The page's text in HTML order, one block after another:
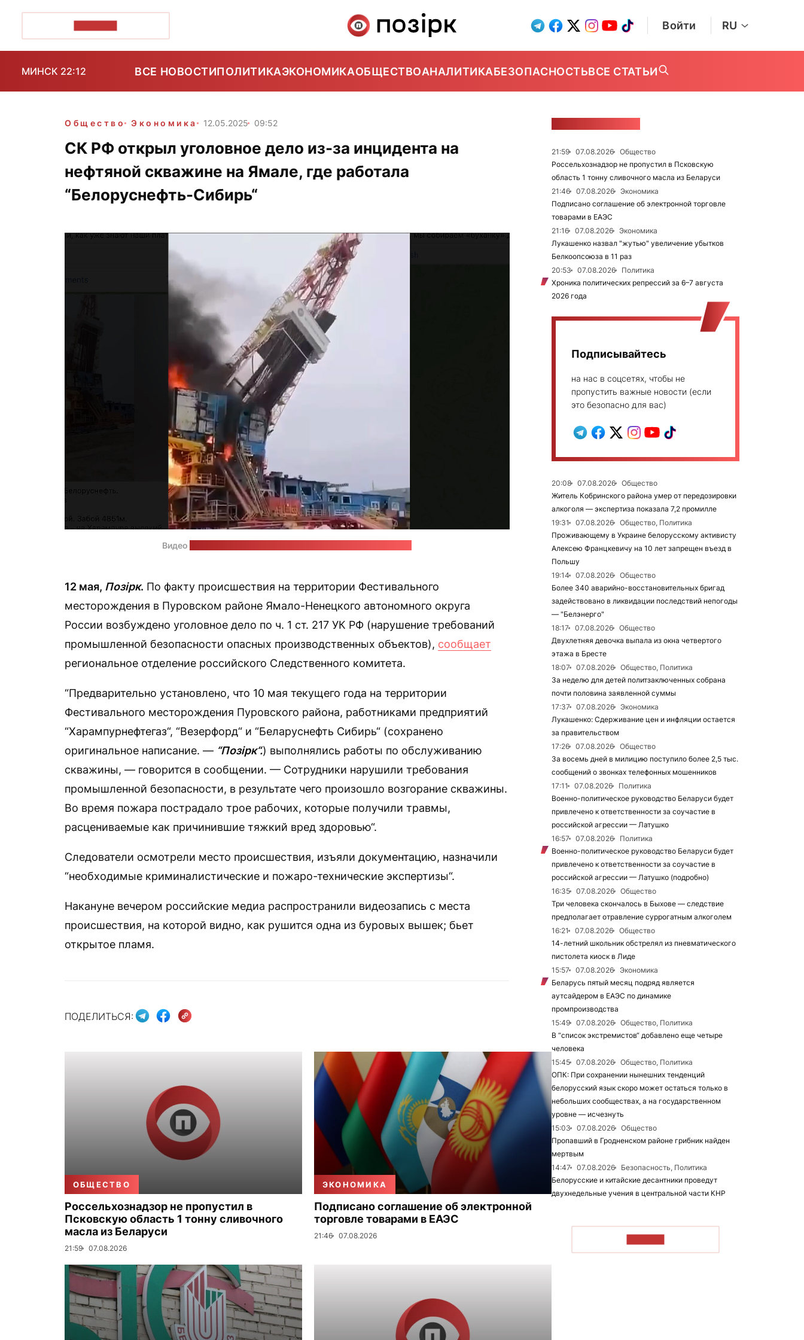
Войти RU
МИНСК 22:12 ВСЕ НОВОСТИПОЛИТИКАЭКОНОМИКАОБЩЕСТВОАНАЛИТИКАБЕЗОПАСНОСТЬВСЕ СТАТЬИ
Общество Экономика 12.05.2025 09:52
СК РФ открыл уголовное дело из-за инцидента на
нефтяной скважине на Ямале, где работала
“Белоруснефть-Сибирь“
Видео
12 мая, Позірк. По факту происшествия на территории Фестивального
месторождения в Пуровском районе Ямало-Ненецкого автономного округа
России возбуждено уголовное дело по ч. 1 ст. 217 УК РФ (нарушение требований
промышленной безопасности опасных производственных объектов), сообщает
региональное отделение российского Следственного комитета.
“Предварительно установлено, что 10 мая текущего года на территории
Фестивального месторождения Пуровского района, работниками предприятий
“Харампурнефтегаз“, “Везерфорд“ и “Беларуснефть Сибирь“ (сохранено
оригинальное написание. — “Позірк“.) выполнялись работы по обслуживанию
скважины, — говорится в сообщении. — Сотрудники нарушили требования
промышленной безопасности, в результате чего произошло возгорание скважины.
Во время пожара пострадало трое рабочих, которые получили травмы,
расцениваемые как причинившие тяжкий вред здоровью“.
Следователи осмотрели место происшествия, изъяли документацию, назначили
“необходимые криминалистические и пожаро-технические экспертизы“.
Накануне вечером российские медиа распространили видеозапись с места
происшествия, на которой видно, как рушится одна из буровых вышек; бьет
открытое пламя.
ПОДЕЛИТЬСЯ:
ОБЩЕСТВО
Россельхознадзор не пропустил в
Псковскую область 1 тонну сливочного
масла из Беларуси
21:59 07.08.2026
ЭКОНОМИКА
Подписано соглашение об электронной
торговле товарами в ЕАЭС
21:46 07.08.2026
21:59 07.08.2026
Общество
Россельхознадзор не пропустил в Псковскую
область 1 тонну сливочного масла из Беларуси
21:46
07.08.2026
Экономика
Подписано соглашение об электронной торговле
товарами в ЕАЭС
21:16
07.08.2026
Экономика
Лукашенко назвал "жутью" увеличение убытков
Белкоопсоюза в 11 раз
20:53
07.08.2026
Политика
Хроника политических репрессий за 6–7 августа
2026 года
Подписывайтесь
на нас в соцсетях, чтобы не
пропустить важные новости (если
это безопасно для вас)
20:08 07.08.2026
Общество
Житель Кобринского района умер от передозировки
алкоголя — экспертиза показала 7,2 промилле
19:31
07.08.2026
Общество, Политика
Проживающему в Украине белорусскому активисту
Алексею Францкевичу на 10 лет запрещен въезд в
Польшу
19:14
07.08.2026
Общество
Более 340 аварийно-восстановительных бригад
задействовано в ликвидации последствий непогоды
— "Белэнерго"
18:17
07.08.2026
Общество
Двухлетняя девочка выпала из окна четвертого
этажа в Бресте
18:07
07.08.2026
Общество, Политика
За неделю для детей политзаключенных собрана
почти половина заявленной суммы
17:37
07.08.2026
Экономика
Лукашенко: Сдерживание цен и инфляции остается
за правительством
17:26
07.08.2026
Общество
За восемь дней в милицию поступило более 2,5 тыс.
сообщений о звонках телефонных мошенников
17:11
07.08.2026
Политика
Военно-политическое руководство Беларуси будет
привлечено к ответственности за соучастие в
российской агрессии — Латушко
16:57
07.08.2026
Политика
Военно-политическое руководство Беларуси будет
привлечено к ответственности за соучастие в
российской агрессии — Латушко (подробно)
16:35
07.08.2026
Общество
Три человека скончалось в Быхове — следствие
предполагает отравление суррогатным алкоголем
16:21
07.08.2026
Общество
14-летний школьник обстрелял из пневматического
пистолета киоск в Лиде
15:57
07.08.2026
Экономика
Беларусь пятый месяц подряд является
аутсайдером в ЕАЭС по динамике
промпроизводства
15:49
07.08.2026
Общество, Политика
В “список экстремистов“ добавлено еще четыре
человека
15:45
07.08.2026
Общество, Политика
ОПК: При сохранении нынешних тенденций
белорусский язык скоро может остаться только в
небольших сообществах, а на государственном
уровне — исчезнуть
15:03
07.08.2026
Общество
Пропавший в Гродненском районе грибник найден
мертвым
14:47
07.08.2026
Безопасность, Политика
Белорусские и китайские десантники проведут
двухнедельные учения в центральной части КНР